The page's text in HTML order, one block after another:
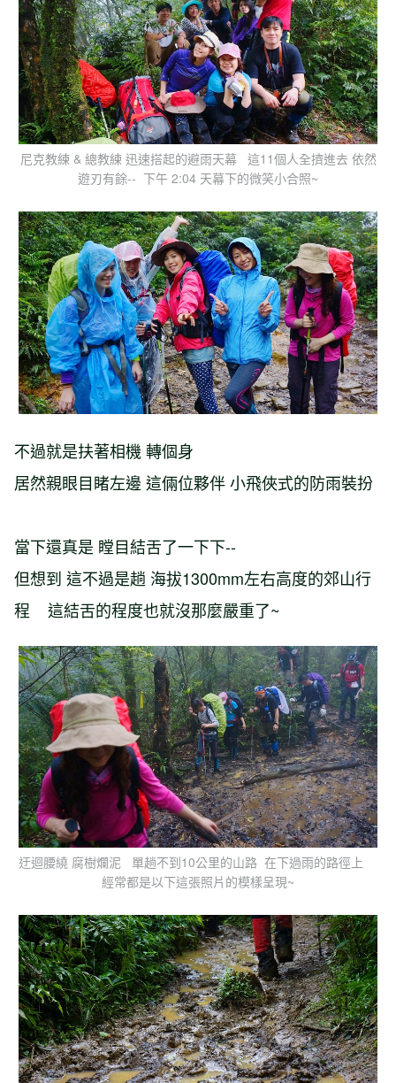
尼克教練 & 總教練 迅速搭起的避雨天幕 這11個人全擠進去 依然
遊刃有餘-- 下午 2:04 天幕下的微笑小合照~
不過就是扶著相機 轉個身
居然親眼目睹左邊 這倆位夥伴 小飛俠式的防雨裝扮
當下還真是 瞠目結舌了一下下--
但想到 這不過是趟 海拔1300mm左右高度的郊山行
程 這結舌的程度也就沒那麼嚴重了~
迂迴腰繞 腐樹爛泥 單趟不到10公里的山路 在下過雨的路徑上
經常都是以下這張照片的模樣呈現~